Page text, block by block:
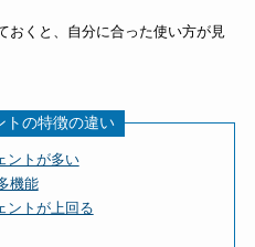
おくと、自分に合った使い方が見
トの特徴の違い
ントが多い
機能
ントが上回る